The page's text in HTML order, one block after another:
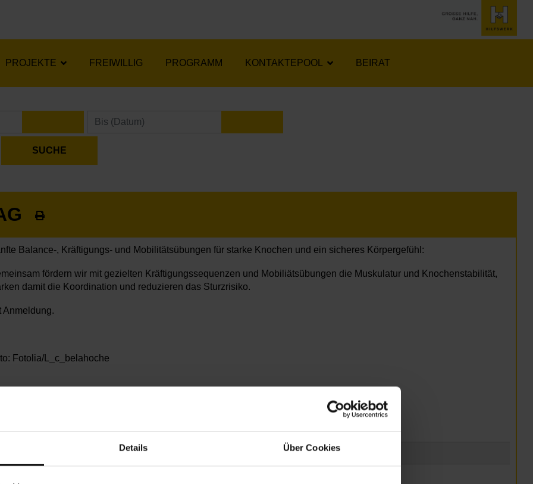
Details Über Cookies
PROJEKTE FREIWILLIG PROGRAMM KONTAKTEPOOL BEIRAT
KALENDER ÖFFNEN
Balance-, Kräftigungs- und Mobilitätsübungen für starke Knochen und ein sicheres Körpergefühl:
fördern wir mit gezielten Kräftigungssequenzen und Mobiliätsübungen die Muskulatur und Knochenstabilität,
damit die Koordination und reduzieren das Sturzrisiko.
Anmeldung.
Fotolia/L_c_belahoche
11.00 - 12.00